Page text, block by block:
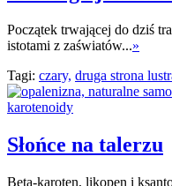
Początek trwającej do dziś
istotami z zaświatów...»
Tagi: czary, druga strona
Słońce na talerzu
Beta-karoten, likopen i